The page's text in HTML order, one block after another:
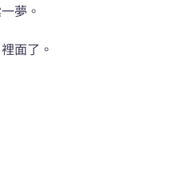
夢。
面了。